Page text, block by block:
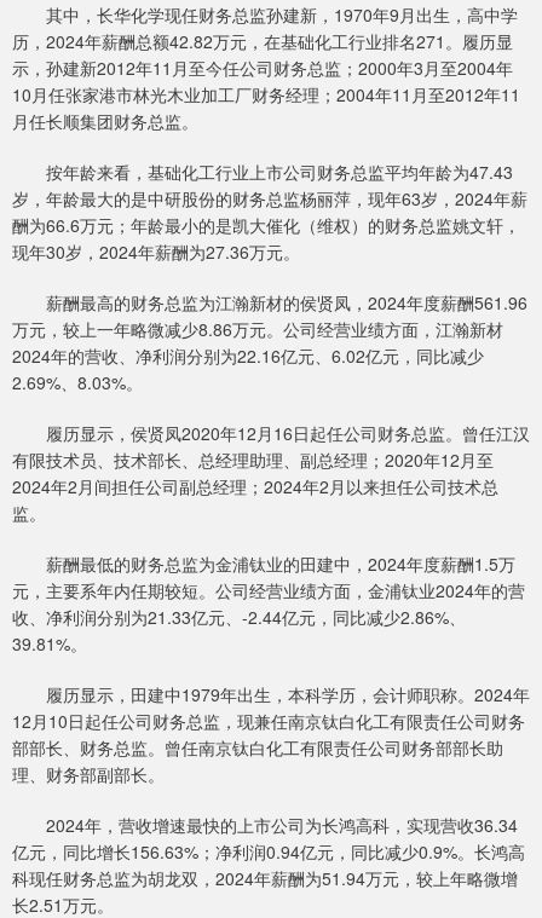
其中，长华化学现任财务总监孙建新，1970年9月出生，高中学
历，2024年薪酬总额42.82万元，在基础化工行业排名271。履历显
示，孙建新2012年11月至今任公司财务总监；2000年3月至2004年
10月任张家港市林光木业加工厂财务经理；2004年11月至2012年11
月任长顺集团财务总监。
按年龄来看，基础化工行业上市公司财务总监平均年龄为47.43
岁，年龄最大的是中研股份的财务总监杨丽萍，现年63岁，2024年薪
酬为66.6万元；年龄最小的是凯大催化（维权）的财务总监姚文轩，
现年30岁，2024年薪酬为27.36万元。
薪酬最高的财务总监为江瀚新材的侯贤凤，2024年度薪酬561.96
万元，较上一年略微减少8.86万元。公司经营业绩方面，江瀚新材
2024年的营收、净利润分别为22.16亿元、6.02亿元，同比减少
2.69%、8.03%。
履历显示，侯贤凤2020年12月16日起任公司财务总监。曾任江汉
有限技术员、技术部长、总经理助理、副总经理；2020年12月至
2024年2月间担任公司副总经理；2024年2月以来担任公司技术总
监。
薪酬最低的财务总监为金浦钛业的田建中，2024年度薪酬1.5万
元，主要系年内任期较短。公司经营业绩方面，金浦钛业2024年的营
收、净利润分别为21.33亿元、-2.44亿元，同比减少2.86%、
39.81%。
履历显示，田建中1979年出生，本科学历，会计师职称。2024年
12月10日起任公司财务总监，现兼任南京钛白化工有限责任公司财务
部部长、财务总监。曾任南京钛白化工有限责任公司财务部部长助
理、财务部副部长。
2024年，营收增速最快的上市公司为长鸿高科，实现营收36.34
亿元，同比增长156.63%；净利润0.94亿元，同比减少0.9%。长鸿高
科现任财务总监为胡龙双，2024年薪酬为51.94万元，较上年略微增
长2.51万元。